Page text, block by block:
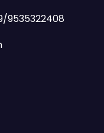
9535322408